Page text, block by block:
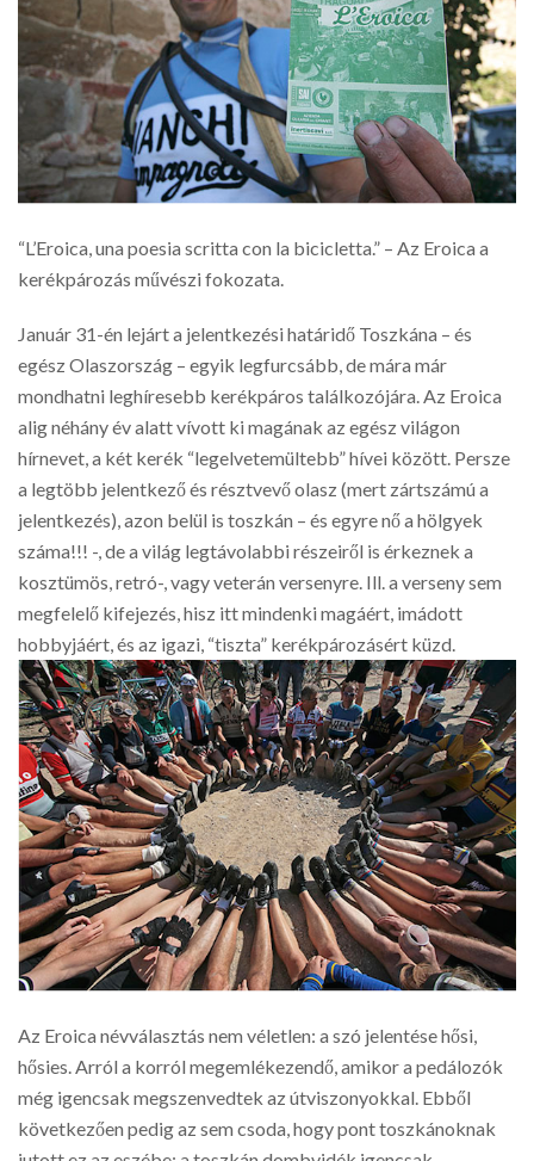
“L’Eroica, una poesia scritta con la bicicletta.” – Az Eroica a
kerékpározás művészi fokozata.
Január 31-én lejárt a jelentkezési határidő Toszkána – és
egész Olaszország – egyik legfurcsább, de mára már
mondhatni leghíresebb kerékpáros találkozójára. Az Eroica
alig néhány év alatt vívott ki magának az egész világon
hírnevet, a két kerék “legelvetemültebb” hívei között. Persze
a legtöbb jelentkező és résztvevő olasz (mert zártszámú a
jelentkezés), azon belül is toszkán – és egyre nő a hölgyek
száma!!! -, de a világ legtávolabbi részeiről is érkeznek a
kosztümös, retró-, vagy veterán versenyre. Ill. a verseny sem
megfelelő kifejezés, hisz itt mindenki magáért, imádott
hobbyjáért, és az igazi, “tiszta” kerékpározásért küzd.
Az Eroica névválasztás nem véletlen: a szó jelentése hősi,
hősies. Arról a korról megemlékezendő, amikor a pedálozók
még igencsak megszenvedtek az útviszonyokkal. Ebből
következően pedig az sem csoda, hogy pont toszkánoknak